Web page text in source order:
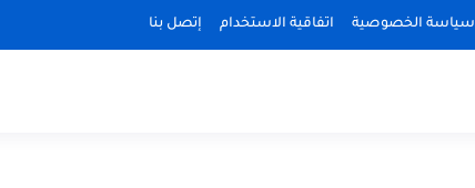
سياسة الخصوصية اتفاقية الاستخدام إتصل بنا